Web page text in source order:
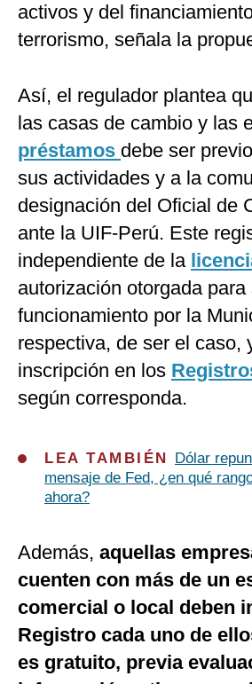
activos y del
terrorismo, señala la
Así, el regulador plantea
las casas de cambio y las
préstamos debe ser
sus actividades y a la
designación del Oficial de
ante la UIF-Perú. Este
independiente de la
autorización otorgada para
funcionamiento por la
respectiva, de ser el caso,
inscripción en los
según corresponda.
LEA TAMBIÉN
Dólar
mensaje de Fed, ¿en qué
ahora?
Además, aquellas
cuenten con más de un
comercial o local deben
Registro cada uno de
es gratuito, previa